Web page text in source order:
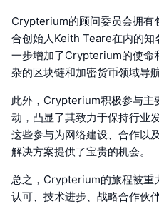
Crypterium的顾问委员会拥有
合创始人Keith Teare在内的知
一步增加了Crypterium的使命
杂的区块链和加密货币领域导
此外，Crypterium积极参与主
动，凸显了其致力于保持行业
这些参与为网络建设、合作以
解决方案提供了宝贵的机会。
总之，Crypterium的旅程被重
认可、技术进步、战略合作伙